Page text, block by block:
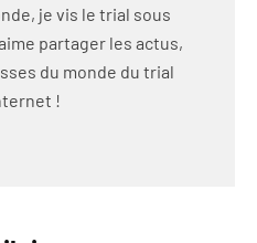
je vis le trial sous
partager les actus,
du monde du trial
!